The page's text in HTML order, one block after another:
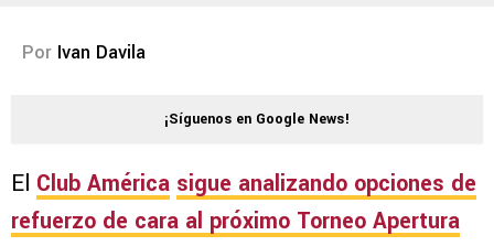
Por Ivan Davila
¡Síguenos en Google News!
El Club América sigue analizando opciones de
refuerzo de cara al próximo Torneo Apertura